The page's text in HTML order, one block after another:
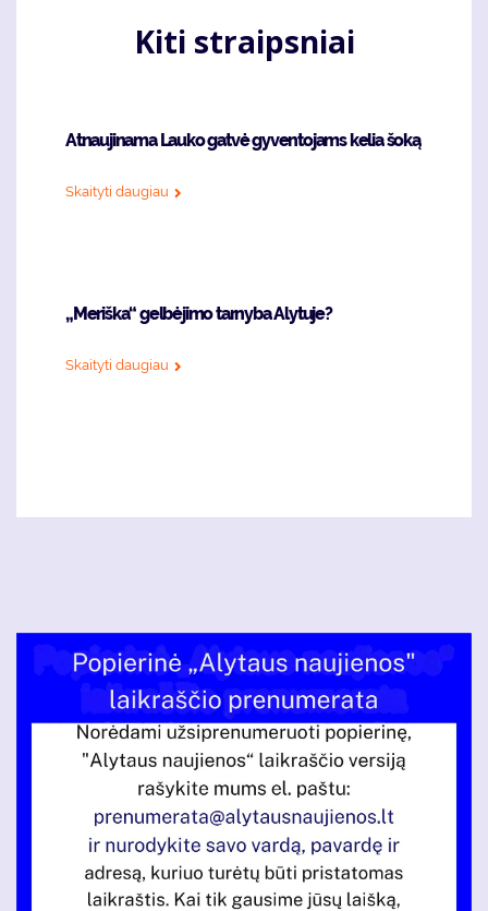
Kiti straipsniai
Atnaujinama Lauko gatvė gyventojams kelia šoką
Skaityti daugiau
„Meriška“ gelbėjimo tarnyba Alytuje?
Skaityti daugiau